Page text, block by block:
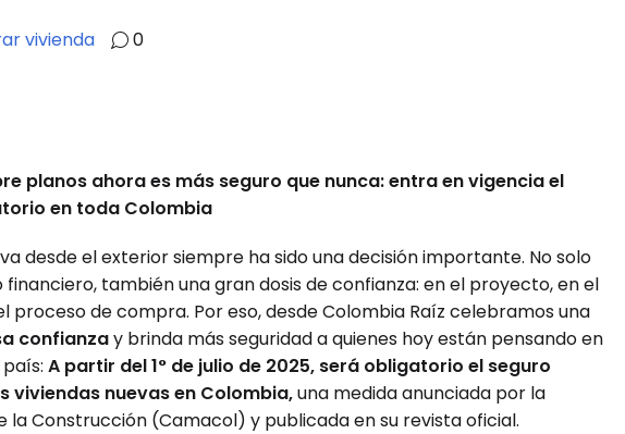
vivienda 0
planos ahora es más seguro que nunca: entra en vigencia el
en toda Colombia
desde el exterior siempre ha sido una decisión importante. No solo
también una gran dosis de confianza: en el proyecto, en el
de compra. Por eso, desde Colombia Raíz celebramos una
confianzay brinda más seguridad a quienes hoy están pensando en
A partir del 1° de julio de 2025, será obligatorio el seguro
viviendas nuevas en Colombia,una medida anunciada por la
la Construcción (Camacol) y publicada en su revista oficial.